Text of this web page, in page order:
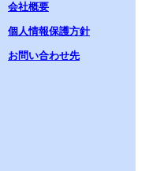
会社概要
個人情報保護方針
お問い合わせ先